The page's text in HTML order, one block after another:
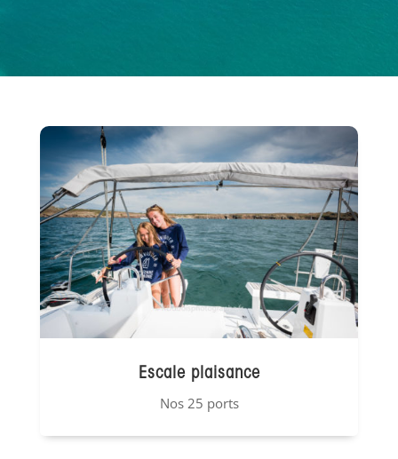
Escale plaisance
Nos 25 ports